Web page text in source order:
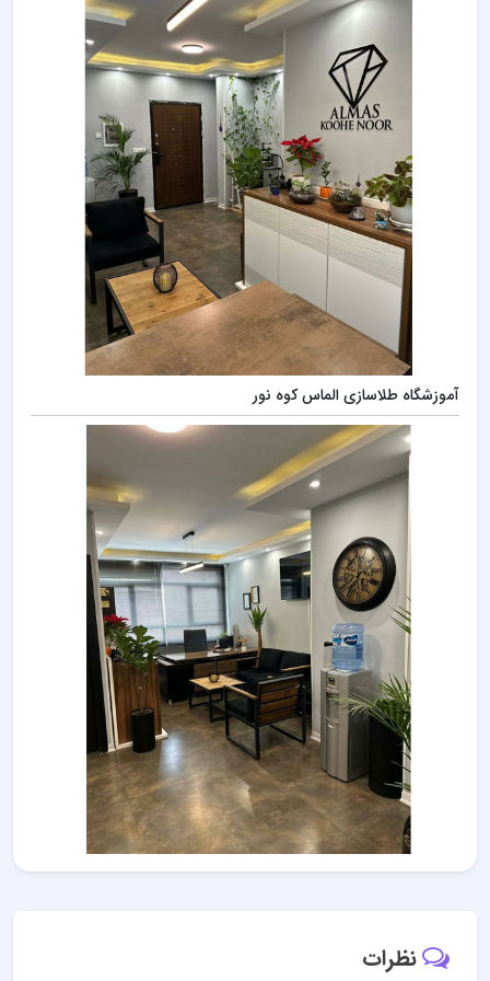
آموزشگاه طلاسازی الماس کوه نور
نظرات